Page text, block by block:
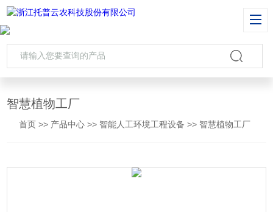
智慧植物工厂
首页 >> 产品中心 >> 智能人工环境工程设备 >> 智慧植物工厂